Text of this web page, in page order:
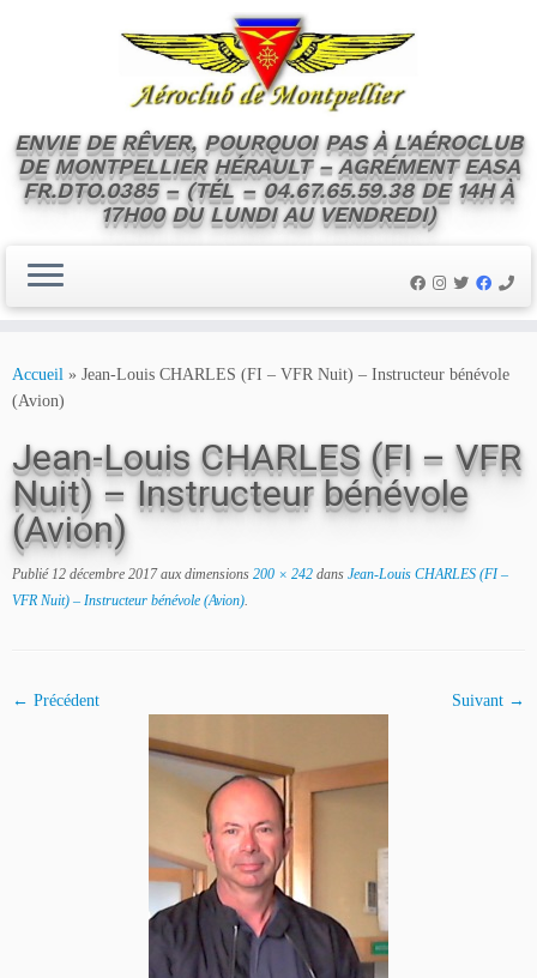
content
ENVIE DE RÊVER, POURQUOI PAS À L'AÉROCLUB
DE MONTPELLIER HÉRAULT – AGRÉMENT EASA
FR.DTO.0385 – (TÉL – 04.67.65.59.38 DE 14H À
17H00 DU LUNDI AU VENDREDI)
Accueil » Jean-Louis CHARLES (FI – VFR Nuit) – Instructeur bénévole
(Avion)
Jean-Louis CHARLES (FI – VFR
Nuit) – Instructeur bénévole
(Avion)
Publié 12 décembre 2017aux dimensions 200 × 242 dans Jean-Louis CHARLES (FI –
VFR Nuit) – Instructeur bénévole (Avion).
← Précédent Suivant →